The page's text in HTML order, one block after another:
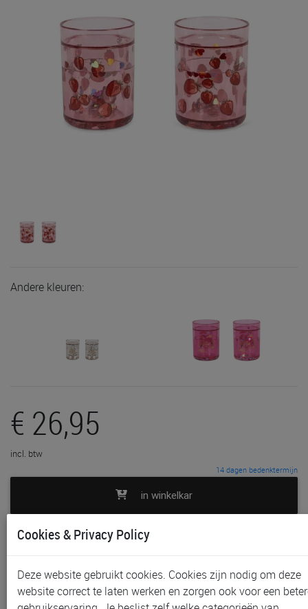
Andere kleuren:
€ 26,95
incl. btw
14 dagen bedenktermijn
in winkelkar
toevoegen aan lijst
Gratis (en direct) af te halen in onzewinkelte Sint-
Niklaas en Waregem
Cookies & Privacy Policy
Deze website gebruikt cookies. Cookies zijn nodig om deze
website correct te laten werken en zorgen ook voor een